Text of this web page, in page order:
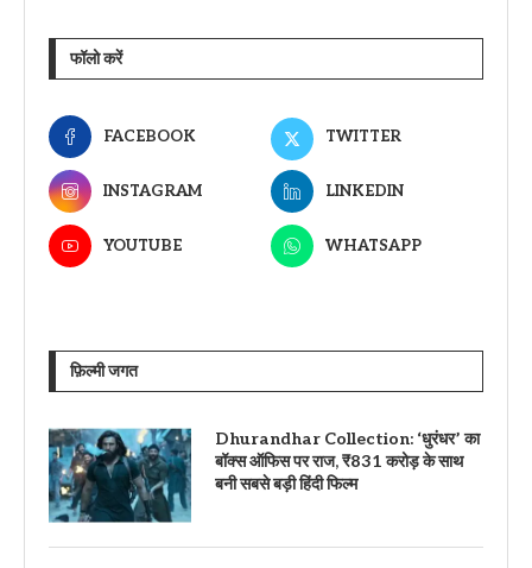
फॉलो करें
FACEBOOK TWITTER
INSTAGRAM LINKEDIN
YOUTUBE WHATSAPP
फ़िल्मी जगत
Dhurandhar Collection: ‘धुरंधर’ का
बॉक्स ऑफिस पर राज, ₹831 करोड़ के साथ
बनी सबसे बड़ी हिंदी फिल्म